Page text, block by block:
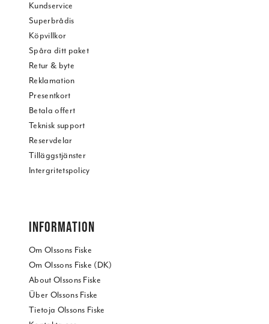
Kundservice
Superbrådis
Köpvillkor
Spåra ditt paket
Retur & byte
Reklamation
Presentkort
Betala offert
Teknisk support
Reservdelar
Tilläggstjänster
Intergritetspolicy
INFORMATION
Om Olssons Fiske
Om Olssons Fiske (DK)
About Olssons Fiske
Über Olssons Fiske
Tietoja Olssons Fiske